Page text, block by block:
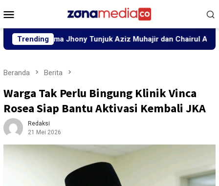
ke
Mobile
Trending
Jhony Tunjuk Aziz Muhajir dan Chairul Akbari Isi Posisi
Beranda Berita
Warga Tak Perlu Bingung Klinik Vinca
Rosea Siap Bantu Aktivasi Kembali JKA
Redaksi
21 Mei 2026